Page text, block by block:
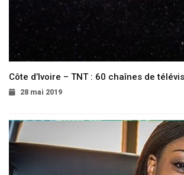
Côte d’Ivoire – TNT : 60 chaînes de
28 mai 2019